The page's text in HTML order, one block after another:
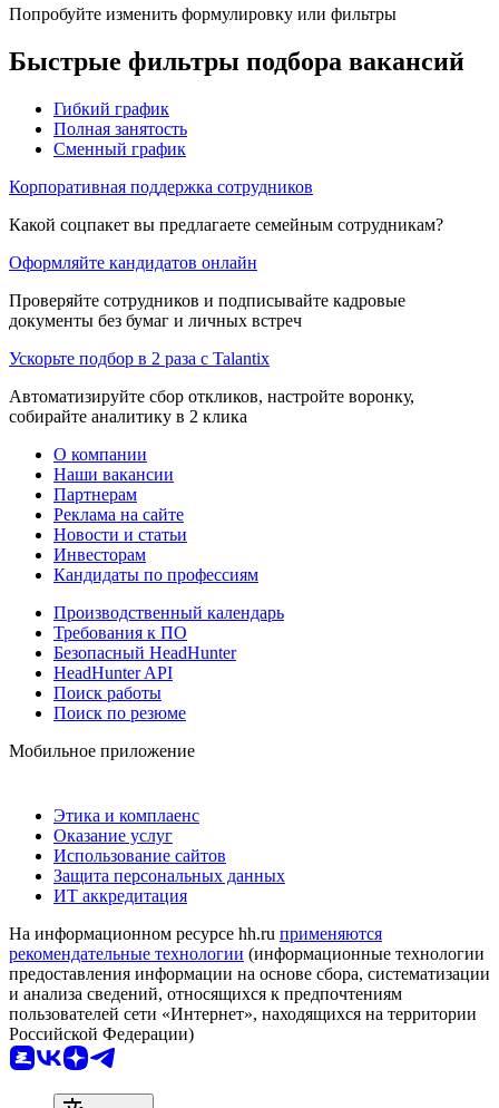
Попробуйте изменить формулировку или фильтры
Быстрые фильтры подбора вакансий
Гибкий график
Полная занятость
Сменный график
Корпоративная поддержка сотрудников
Какой соцпакет вы предлагаете семейным сотрудникам?
Оформляйте кандидатов онлайн
Проверяйте сотрудников и подписывайте кадровые
документы без бумаг и личных встреч
Ускорьте подбор в 2 раза с Talantix
Автоматизируйте сбор откликов, настройте воронку,
собирайте аналитику в 2 клика
О компании
Наши вакансии
Партнерам
Реклама на сайте
Новости и статьи
Инвесторам
Кандидаты по профессиям
Производственный календарь
Требования к ПО
Безопасный HeadHunter
HeadHunter API
Поиск работы
Поиск по резюме
Мобильное приложение
Этика и комплаенс
Оказание услуг
Использование сайтов
Защита персональных данных
ИТ аккредитация
На информационном ресурсе hh.ru применяются
рекомендательные технологии (информационные технологии
предоставления информации на основе сбора, систематизации
и анализа сведений, относящихся к предпочтениям
пользователей сети «Интернет», находящихся на территории
Российской Федерации)